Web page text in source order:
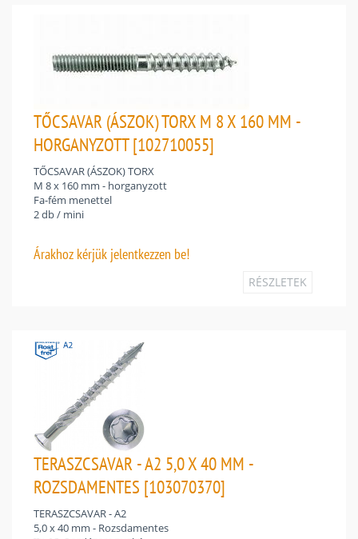
TŐCSAVAR (ÁSZOK) TORX M 8 X 160 MM -
HORGANYZOTT [102710055]
TŐCSAVAR (ÁSZOK) TORX
M 8 x 160 mm - horganyzott
Fa-fém menettel
2 db / mini
Árakhoz kérjük jelentkezzen be!
RÉSZLETEK
TERASZCSAVAR - A2 5,0 X 40 MM -
ROZSDAMENTES [103070370]
TERASZCSAVAR - A2
5,0 x 40 mm - Rozsdamentes